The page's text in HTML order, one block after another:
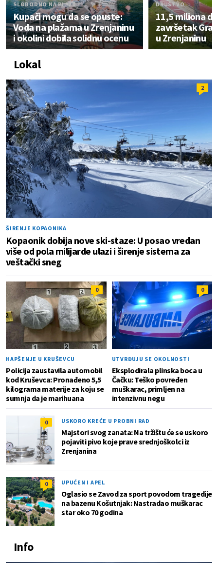
SLOBODNO NA PLAŽU
Kupači mogu da se opuste:
Voda na plažama u Zrenjaninu
i okolini dobila solidnu ocenu
DRUŠTVO
11,5 miliona
završetak
u Zrenjaninu
Lokal
2
ŠIRENJE KOPAONIKA
Kopaonik dobija nove ski-staze: U posao vredan
više od pola milijarde ulazi i širenje sistema za
veštački sneg
0
HAPŠENJE U KRUŠEVCU
Policija zaustavila automobil
kod Kruševca: Pronađeno 5,5
kilograma materije za koju se
sumnja da je marihuana
0
UTVRĐUJU SE OKOLNOSTI
Eksplodirala plinska boca u
Čačku: Teško povređen
muškarac, primljen na
intenzivnu negu
0 USKORO KREĆE U PROBNI RAD
Majstori svog zanata: Na tržištu će se uskoro
pojaviti pivo koje prave srednjoškolci iz
Zrenjanina
0 UPUĆEN I APEL
Oglasio se Zavod za sport povodom tragedije
na bazenu Košutnjak: Nastradao muškarac
star oko 70 godina
Info